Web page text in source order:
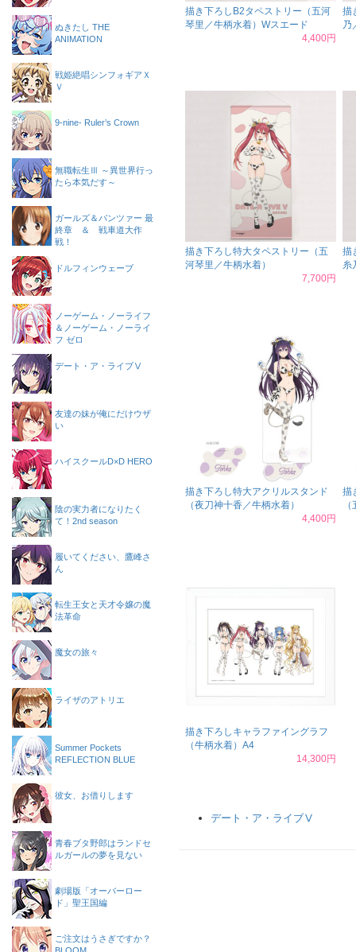
描き下ろしB2タペストリー（五河
琴里／牛柄水着）Wスエード
4,400円
描
乃
描き下ろし特大タペストリー（五
河琴里／牛柄水着）
7,700円
描
糸
描き下ろし特大アクリルスタンド
（夜刀神十香／牛柄水着）
4,400円
描
描き下ろしキャラファイングラフ
（牛柄水着）A4
14,300円
デート・ア・ライブⅤ
ぬきたし THE
ANIMATION
戦姫絶唱シンフォギアＸ
Ｖ
9-nine- Ruler’s Crown
無職転生Ⅲ ～異世界行っ
たら本気だす～
ガールズ＆パンツァー 最
終章 ＆ 戦車道大作
戦！
ドルフィンウェーブ
ノーゲーム・ノーライフ
＆ノーゲーム・ノーライ
フ ゼロ
デート・ア・ライブⅤ
友達の妹が俺にだけウザ
い
ハイスクールD×D HERO
陰の実力者になりたく
て！2nd season
履いてください、鷹峰さ
ん
転生王女と天才令嬢の魔
法革命
魔女の旅々
ライザのアトリエ
Summer Pockets
REFLECTION BLUE
彼女、お借りします
青春ブタ野郎はランドセ
ルガールの夢を見ない
劇場版「オーバーロー
ド」聖王国編
ご注文はうさぎですか？